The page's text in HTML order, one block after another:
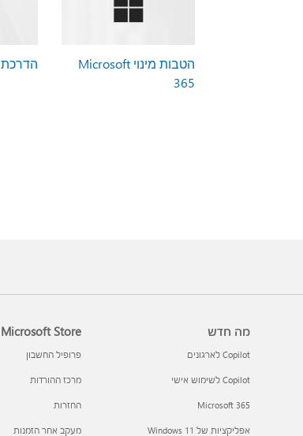
הטבות מינוי Microsoft
365
הדרכת Microsoft 365
מה חדש
Copilot לארגונים
Copilot לשימוש אישי
Microsoft 365
אפליקציות של Windows 11‏
Microsoft Store
פרופיל החשבון
מרכז ההורדות
החזרות
מעקב אחר הזמנות